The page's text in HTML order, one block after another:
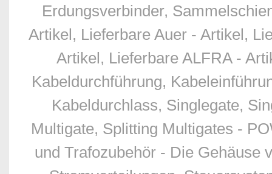
Erdungsverbinder,
Artikel, Lieferbare Auer - Artikel,
Artikel, Lieferbare ALFRA -
Kabeldurchführung,
Kabeldurchlass, Singlegate,
Multigate, Splitting Multigates -
und Trafozubehör - Die Gehäuse